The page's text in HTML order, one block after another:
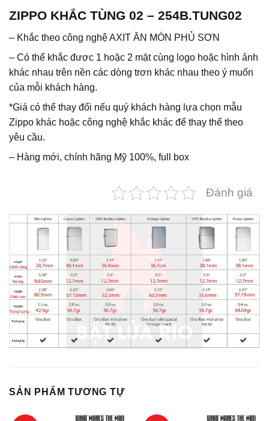
ZIPPO KHẮC TÙNG 02 – 254B.TUNG02
– Khắc theo công nghệ AXIT ĂN MÒN PHỦ SƠN
– Có thể khắc được 1 hoặc 2 mặt cùng logo hoặc hình ảnh
khác nhau trên nền các dòng trơn khác nhau theo ý muốn
của mỗi khách hàng.
*Giá có thể thay đổi nếu quý khách hàng lựa chọn mẫu
Zippo khác hoặc công nghệ khắc khác để thay thế theo
yêu cầu.
– Hàng mới, chính hãng Mỹ 100%, full box
Đánh giá
SẢN PHẨM TƯƠNG TỰ